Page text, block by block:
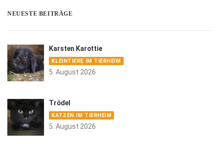
NEUESTE BEITRÄGE
Karsten Karottie
KLEINTIERE IM TIERHEIM
5. August 2026
Trödel
KATZEN IM TIERHEIM
5. August 2026